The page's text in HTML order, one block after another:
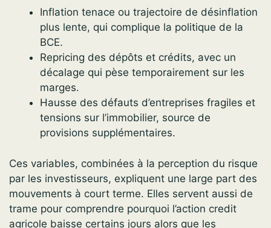
Inflation tenace ou trajectoire de désinflation
plus lente, qui complique la politique de la
BCE.
Repricing des dépôts et crédits, avec un
décalage qui pèse temporairement sur les
marges.
Hausse des défauts d’entreprises fragiles et
tensions sur l’immobilier, source de
provisions supplémentaires.
Ces variables, combinées à la perception du risque
par les investisseurs, expliquent une large part des
mouvements à court terme. Elles servent aussi de
trame pour comprendre pourquoi l’action credit
agricole baisse certains jours alors que les